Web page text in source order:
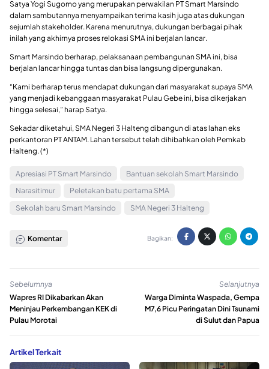
Satya Yogi Sugomo yang merupakan perwakilan PT Smart Marsindo
dalam sambutannya menyampaikan terima kasih juga atas dukungan
sejumlah stakeholder. Karena menurutnya, dukungan berbagai pihak
inilah yang akhirnya proses relokasi SMA ini berjalan lancar.
Smart Marsindo berharap, pelaksanaan pembangunan SMA ini, bisa
berjalan lancar hingga tuntas dan bisa langsung dipergunakan.
“Kami berharap terus mendapat dukungan dari masyarakat supaya SMA
yang menjadi kebanggaan masyarakat Pulau Gebe ini, bisa dikerjakan
hingga selesai,” harap Satya.
Sekadar diketahui, SMA Negeri 3 Halteng dibangun di atas lahan eks
perkantoran PT ANTAM. Lahan tersebut telah dihibahkan oleh Pemkab
Halteng. (*)
Apresiasi PT Smart Marsindo
Bantuan sekolah Smart Marsindo
Narasitimur
Peletakan batu pertama SMA
Sekolah baru Smart Marsindo
SMA Negeri 3 Halteng
Komentar Bagikan:
Sebelumnya
Wapres RI Dikabarkan Akan
Meninjau Perkembangan KEK di
Pulau Morotai
Selanjutnya
Warga Diminta Waspada, Gempa
M7,6 Picu Peringatan Dini Tsunami
di Sulut dan Papua
Artikel Terkait